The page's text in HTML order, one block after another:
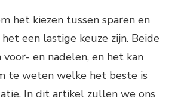
het kiezen tussen sparen en
een lastige keuze zijn. Beide
en nadelen, en het kan
te weten welke het beste is
In dit artikel zullen we ons